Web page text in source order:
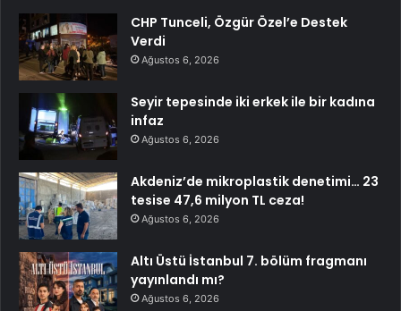
CHP Tunceli, Özgür Özel’e Destek
Verdi
Ağustos 6, 2026
Seyir tepesinde iki erkek ile bir kadına
infaz
Ağustos 6, 2026
Akdeniz’de mikroplastik denetimi… 23
tesise 47,6 milyon TL ceza!
Ağustos 6, 2026
Altı Üstü İstanbul 7. bölüm fragmanı
yayınlandı mı?
Ağustos 6, 2026